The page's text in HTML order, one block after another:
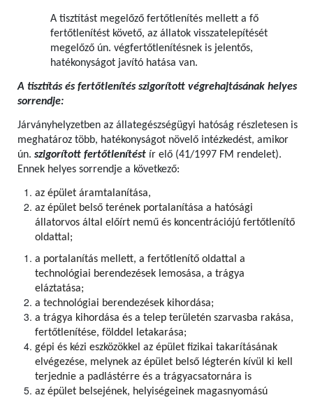
A tisztítást megelőző fertőtlenítés mellett a fő
fertőtlenítést követő, az állatok visszatelepítését
megelőző ún. végfertőtlenítésnek is jelentős,
hatékonyságot javító hatása van.
A tisztítás és fertőtlenítés szigorított végrehajtásának helyes
sorrendje:
Járványhelyzetben az állategészségügyi hatóság részletesen is
meghatároz több, hatékonyságot növelő intézkedést, amikor
ún. szigorított fertőtlenítést ír elő (41/1997 FM rendelet).
Ennek helyes sorrendje a következő:
az épület áramtalanítása,
az épület belső terének portalanítása a hatósági
állatorvos által előírt nemű és koncentrációjú fertőtlenítő
oldattal;
a portalanítás mellett, a fertőtlenítő oldattal a
technológiai berendezések lemosása, a trágya
eláztatása;
a technológiai berendezések kihordása;
a trágya kihordása és a telep területén szarvasba rakása,
fertőtlenítése, földdel letakarása;
gépi és kézi eszközökkel az épület fizikai takarításának
elvégezése, melynek az épület belső légterén kívül ki kell
terjednie a padlástérre és a trágyacsatornára is
az épület belsejének, helyiségeinek magasnyomású